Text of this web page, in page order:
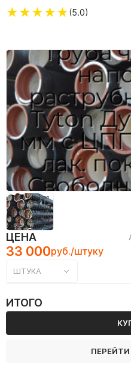
★★★★★(5.0)
ЦЕНА
33 000руб./штуку
ШТУКА
ИТОГО